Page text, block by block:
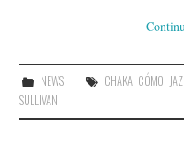
NEWS CHAKA, CÓMO,
SULLIVAN